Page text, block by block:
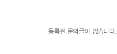
등록된 문의글이 없습니다.